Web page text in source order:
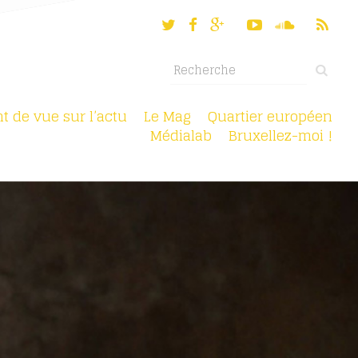
de vue sur l’actu Le Mag Quartier européen
Médialab Bruxellez-moi !